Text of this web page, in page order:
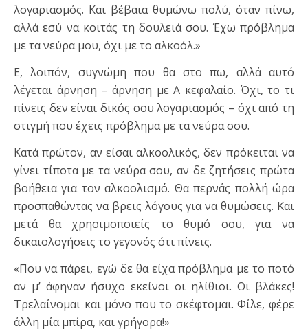
λογαριασμός. Και βέβαια θυμώνω πολύ, όταν πίνω,
αλλά εσύ να κοιτάς τη δουλειά σου. Έχω πρόβλημα
με τα νεύρα μου, όχι με το αλκοόλ.»
Ε, λοιπόν, συγνώμη που θα στο πω, αλλά αυτό
λέγεται άρνηση – άρνηση με Α κεφαλαίο. Όχι, το τι
πίνεις δεν είναι δικός σου λογαριασμός – όχι από τη
στιγμή που έχεις πρόβλημα με τα νεύρα σου.
Κατά πρώτον, αν είσαι αλκοολικός, δεν πρόκειται να
γίνει τίποτα με τα νεύρα σου, αν δε ζητήσεις πρώτα
βοήθεια για τον αλκοολισμό. Θα περνάς πολλή ώρα
προσπαθώντας να βρεις λόγους για να θυμώσεις. Και
μετά θα χρησιμοποιείς το θυμό σου, για να
δικαιολογήσεις το γεγονός ότι πίνεις.
«Που να πάρει, εγώ δε θα είχα πρόβλημα με το ποτό
αν μ’ άφηναν ήσυχο εκείνοι οι ηλίθιοι. Οι βλάκες!
Τρελαίνομαι και μόνο που το σκέφτομαι. Φίλε, φέρε
άλλη μία μπίρα, και γρήγορα!»